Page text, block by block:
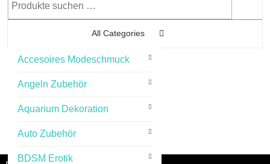
All Categories
Accesoires Modeschmuck
Angeln Zubehör
Aquarium Dekoration
Auto Zubehör
BDSM Erotik
Cart